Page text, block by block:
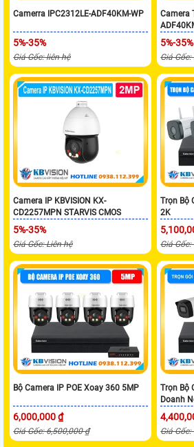
Camerra IPC2312LE-ADF40KM-WP
5%-35%
Giá Gốc: liên hệ
Camera
5%-35%
Giá Gốc:
Camera IP KBVISION KX-
CD2257MPN STARVIS CMOS
5%-35%
Giá Gốc: Liên hệ
Trọn Bộ
2K
Giá
Bộ Camera IP POE Xoay 360 5MP
6,000,000 ₫
Giá Gốc: 6,500,000 ₫
Trọn Bộ
Doanh
Giá